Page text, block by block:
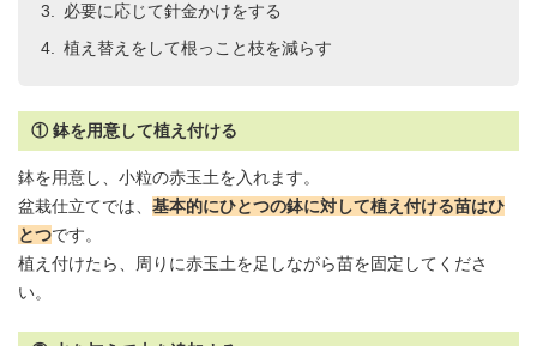
必要に応じて針金かけをする
植え替えをして根っこと枝を減らす
① 鉢を用意して植え付ける
鉢を用意し、小粒の赤玉土を入れます。
盆栽仕立てでは、 基本的にひとつの鉢に対して植え付ける苗はひ
とつです。
植え付けたら、周りに赤玉土を足しながら苗を固定してくださ
い。